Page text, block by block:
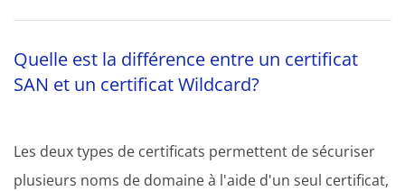
Quelle est la différence entre un certificat
SAN et un certificat Wildcard?
Les deux types de certificats permettent de sécuriser
plusieurs noms de domaine à l'aide d'un seul certificat,